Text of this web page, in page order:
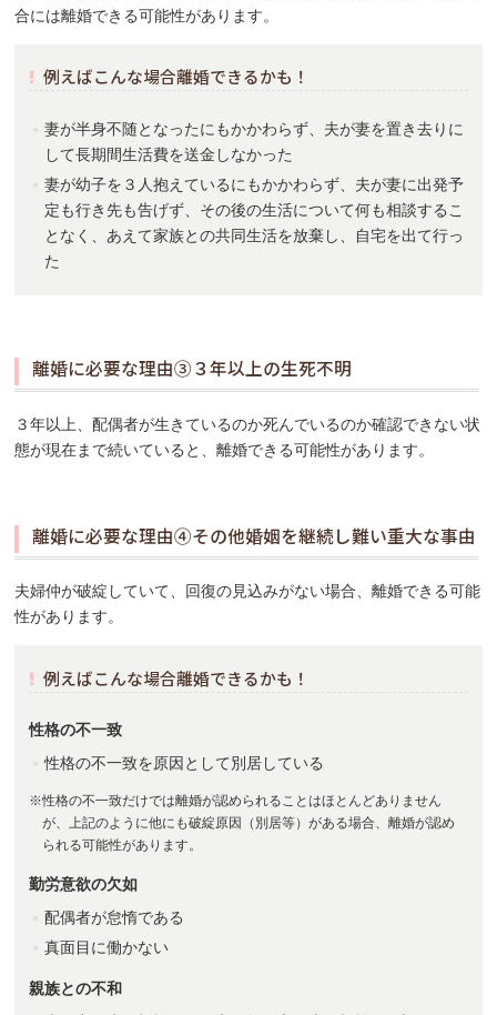
合には離婚できる可能性があります。
例えばこんな場合離婚できるかも！
妻が半身不随となったにもかかわらず、夫が妻を置き去りに
して長期間生活費を送金しなかった
妻が幼子を３人抱えているにもかかわらず、夫が妻に出発予
定も行き先も告げず、その後の生活について何も相談するこ
となく、あえて家族との共同生活を放棄し、自宅を出て行っ
た
離婚に必要な理由③３年以上の生死不明
３年以上、配偶者が生きているのか死んでいるのか確認できない状
態が現在まで続いていると、離婚できる可能性があります。
離婚に必要な理由④その他婚姻を継続し難い重大な事由
夫婦仲が破綻していて、回復の見込みがない場合、離婚できる可能
性があります。
例えばこんな場合離婚できるかも！
性格の不一致
性格の不一致を原因として別居している
※性格の不一致だけでは離婚が認められることはほとんどありません
が、上記のように他にも破綻原因（別居等）がある場合、離婚が認め
られる可能性があります。
勤労意欲の欠如
配偶者が怠惰である
真面目に働かない
親族との不和